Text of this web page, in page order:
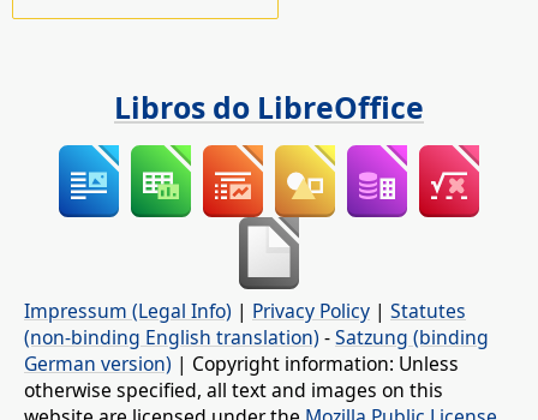
Libros do LibreOffice
Impressum (Legal Info) | Privacy Policy | Statutes
(non-binding English translation) -Satzung (binding
German version) | Copyright information: Unless
otherwise specified, all text and images on this